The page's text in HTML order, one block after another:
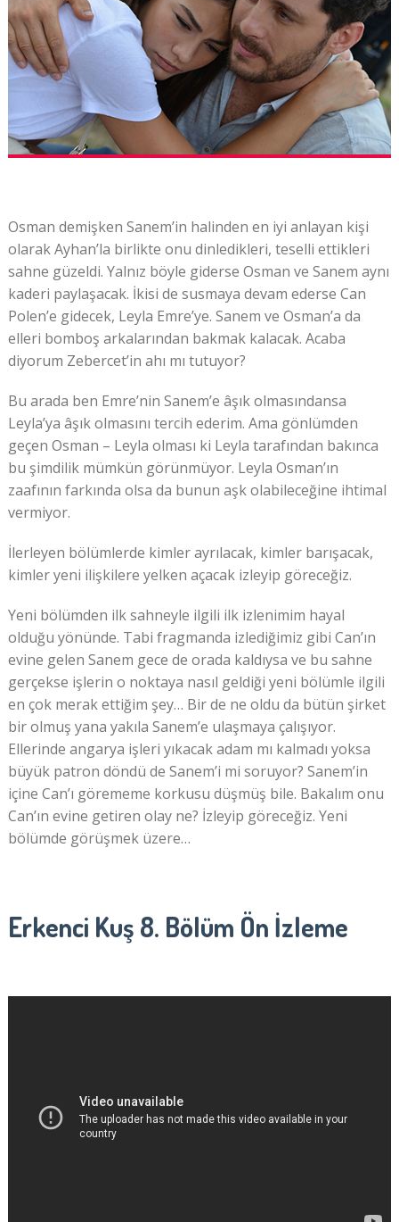
Osman demişken Sanem’in halinden en iyi anlayan kişi
olarak Ayhan’la birlikte onu dinledikleri, teselli ettikleri
sahne güzeldi. Yalnız böyle giderse Osman ve Sanem aynı
kaderi paylaşacak. İkisi de susmaya devam ederse Can
Polen’e gidecek, Leyla Emre’ye. Sanem ve Osman’a da
elleri bomboş arkalarından bakmak kalacak. Acaba
diyorum Zebercet’in ahı mı tutuyor?
Bu arada ben Emre’nin Sanem’e âşık olmasındansa
Leyla’ya âşık olmasını tercih ederim. Ama gönlümden
geçen Osman – Leyla olması ki Leyla tarafından bakınca
bu şimdilik mümkün görünmüyor. Leyla Osman’ın
zaafının farkında olsa da bunun aşk olabileceğine ihtimal
vermiyor.
İlerleyen bölümlerde kimler ayrılacak, kimler barışacak,
kimler yeni ilişkilere yelken açacak izleyip göreceğiz.
Yeni bölümden ilk sahneyle ilgili ilk izlenimim hayal
olduğu yönünde. Tabi fragmanda izlediğimiz gibi Can’ın
evine gelen Sanem gece de orada kaldıysa ve bu sahne
gerçekse işlerin o noktaya nasıl geldiği yeni bölümle ilgili
en çok merak ettiğim şey… Bir de ne oldu da bütün şirket
bir olmuş yana yakıla Sanem’e ulaşmaya çalışıyor.
Ellerinde angarya işleri yıkacak adam mı kalmadı yoksa
büyük patron döndü de Sanem’i mi soruyor? Sanem’in
içine Can’ı görememe korkusu düşmüş bile. Bakalım onu
Can’ın evine getiren olay ne? İzleyip göreceğiz. Yeni
bölümde görüşmek üzere…
Erkenci Kuş 8. Bölüm Ön İzleme